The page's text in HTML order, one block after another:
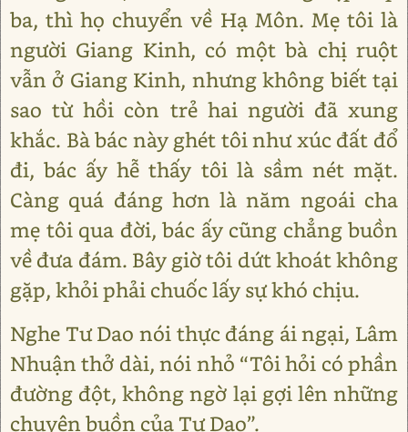
ba, thì họ chuyển về Hạ Môn. Mẹ tôi là
người Giang Kinh, có một bà chị ruột
vẫn ở Giang Kinh, nhưng không biết tại
sao từ hồi còn trẻ hai người đã xung
khắc. Bà bác này ghét tôi như xúc đất đổ
đi, bác ấy hễ thấy tôi là sầm nét mặt.
Càng quá đáng hơn là năm ngoái cha
mẹ tôi qua đời, bác ấy cũng chẳng buồn
về đưa đám. Bây giờ tôi dứt khoát không
gặp, khỏi phải chuốc lấy sự khó chịu.
Nghe Tư Dao nói thực đáng ái ngại, Lâm
Nhuận thở dài, nói nhỏ “Tôi hỏi có phần
đường đột, không ngờ lại gợi lên những
chuyện buồn của Tư Dao”.